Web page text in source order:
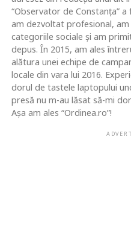
“Observator de Constanța”
am dezvoltat profesional,
categoriile sociale și am
depus. În 2015, am ales
alătura unei echipe de
locale din vara lui 2016.
dorul de tastele laptopului
presă nu m-au lăsat să-mi
Așa am ales “Ordinea.ro”!